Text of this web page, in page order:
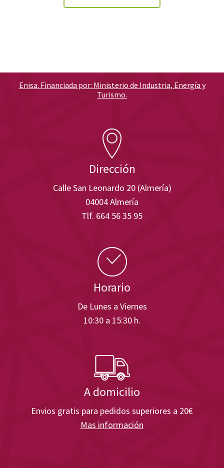
Dirección
Calle San Leonardo 20 (Almería)
04004 Almería
Tlf. 664 56 35 95
Horario
De Lunes a Viernes
10:30 a 15:30 h.
A domicilio
Envios gratis para pedidos superiores a 20€
Mas información
Enisa. Financiada por: Ministerio de Industria, Energía y
Turismo.